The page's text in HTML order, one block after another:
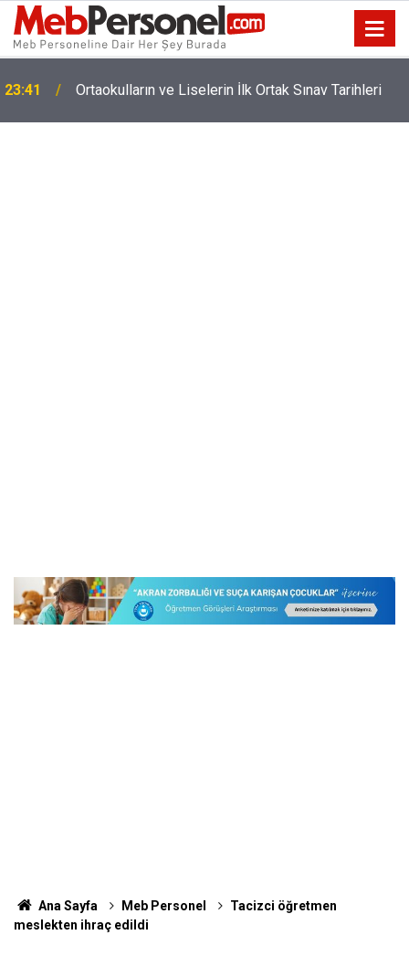
23:10
2026-2027 Okullar Ne Zaman Açılacak? MEB
Takvimi Belli Oldu!
Ana Sayfa Meb Personel
Tacizci öğretmen
meslekten ihraç edildi